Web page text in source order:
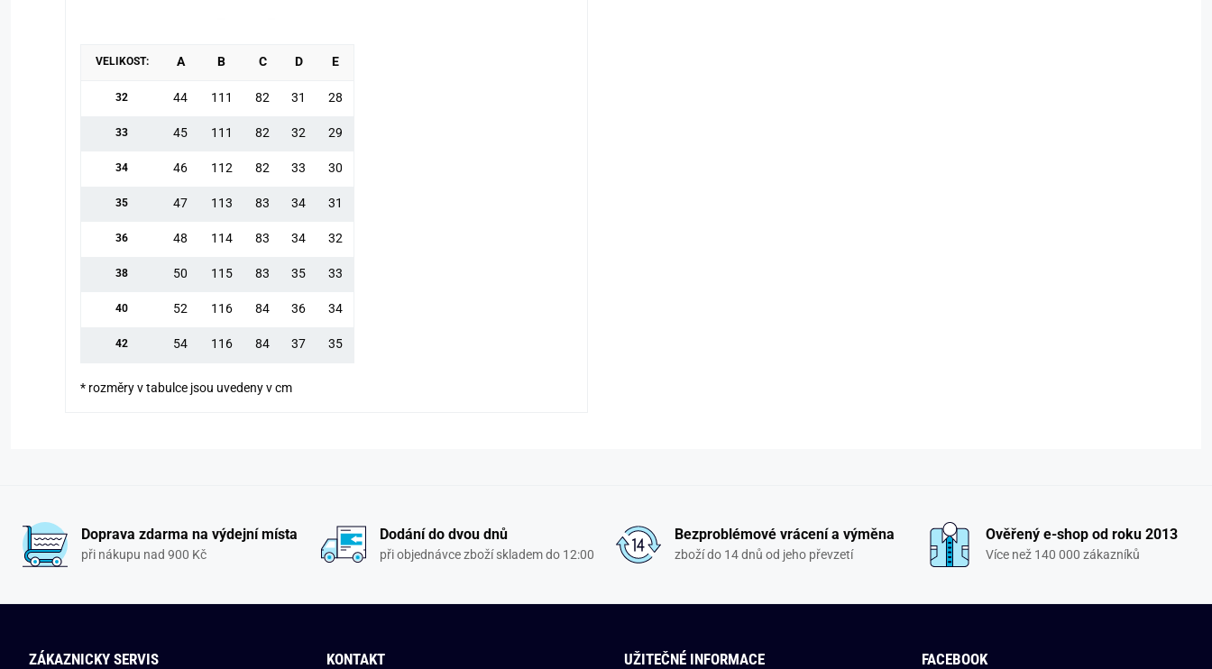
VELIKOST: A B C D E
32 44 111 82 31 28
33 45 111 82 32 29
34 46 112 82 33 30
35 47 113 83 34 31
36 48 114 83 34 32
38 50 115 83 35 33
40 52 116 84 36 34
42 54 116 84 37 35
* rozměry v tabulce jsou uvedeny v cm
Doprava zdarma na výdejní místa
při nákupu nad 900 Kč
Dodání do dvou dnů
při objednávce zboží skladem do 12:00
Bezproblémové vrácení a výměna
zboží do 14 dnů od jeho převzetí
Ověřený e-shop od roku 2013
Více než 140 000 zákazníků
ZÁKAZNICKY SERVIS KONTAKT UŽITEČNÉ INFORMACE FACEBOOK